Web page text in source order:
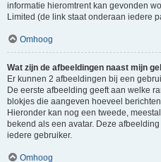
informatie hieromtrent kan gevonden
Limited (de link staat onderaan iedere
Omhoog
Wat zijn de afbeeldingen naast mijn
Er kunnen 2 afbeeldingen bij een
De eerste afbeelding geeft aan welke
blokjes die aangeven hoeveel
Hieronder kan nog een tweede,
bekend als een avatar. Deze
iedere gebruiker.
Omhoog